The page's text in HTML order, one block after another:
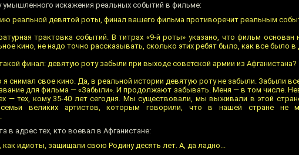
умышленного искажения реальных событий в фильме:
реальной девятой роты, финал вашего фильма противоречит реальным
трактовка событий. В титрах «9-й роты» указано, что фильм основан
кино, не надо точно рассказывать, сколько этих ребят было, как все было в
финал: девятую роту забыли при выходе советской армии из Афганистана?
я снимал свое кино. Да, в реальной истории девятую роту не забыли. Забыли
для фильма — «Забыли». И продолжают забывать. Меня — в том числе.
— тех, кому 35-40 лет сегодня. Мы существовали, мы выживали в этой
великих артистов, которым говорили, что в нашей стране не
в адрес тех, кто воевал в Афганистане:
идиоты, защищали свою Родину десять лет. А, да ладно...